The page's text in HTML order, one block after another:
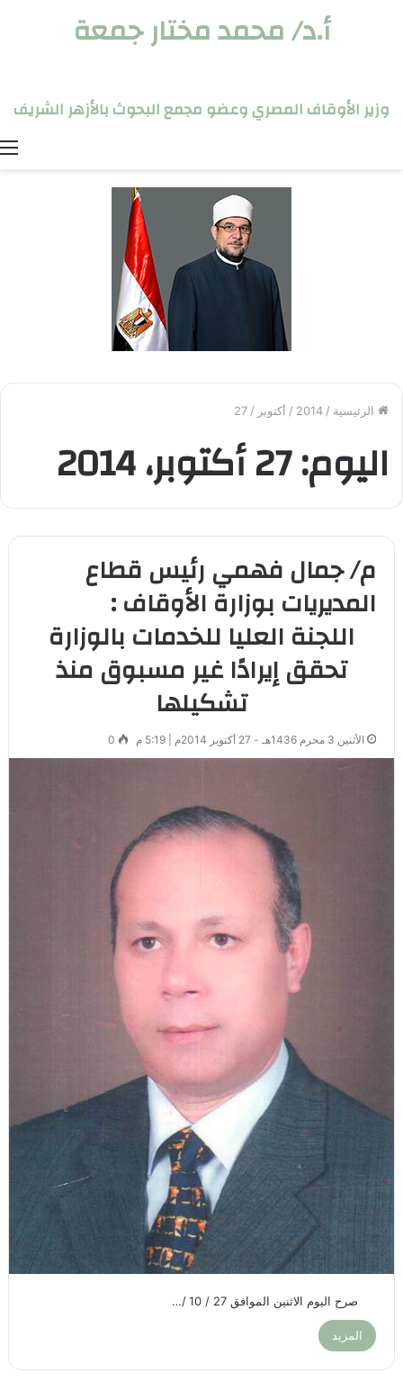
أ.د/ محمد مختار جمعة
وزير الأوقاف المصري وعضو مجمع البحوث بالأزهر الشريف
الرئيسية /
2014
/ أكتوبر /
27
اليوم:27 أكتوبر، 2014
م/ جمال فهمي رئيس قطاع
المديريات بوزارة الأوقاف :
اللجنة العليا للخدمات بالوزارة
تحقق إيرادًا غير مسبوق منذ
تشكيلها
الأثنين 3 محرم 1436هـ - 27 أكتوبر 2014م | 5:19 م 0
صرح اليوم الاثنين الموافق 27 / 10 /…
المزيد